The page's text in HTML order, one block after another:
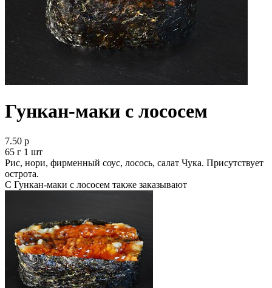
Гункан-маки с лососем
7.50 р
65 г 1 шт
Рис, нори, фирменный соус, лосось, салат Чука. Присутствует
острота.
С Гункан-маки с лососем также заказывают